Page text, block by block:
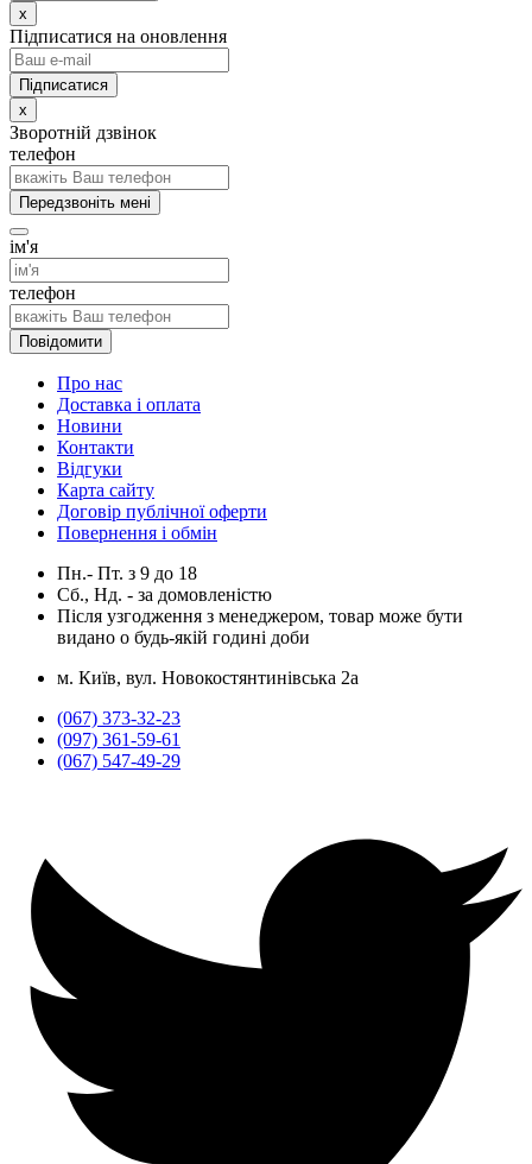
x
Підписатися на оновлення
x
Зворотній дзвінок
телефон
Передзвоніть мені
ім'я
телефон
Повідомити
Про нас
Доставка і оплата
Новини
Контакти
Відгуки
Карта сайту
Договір публічної оферти
Повернення і обмін
Пн.- Пт. з 9 до 18
Сб., Нд. - за домовленістю
Після узгодження з менеджером, товар може бути
видано о будь-якій годині доби
м. Київ, вул. Новокостянтинівська 2а
(067) 373-32-23
(097) 361-59-61
(067) 547-49-29